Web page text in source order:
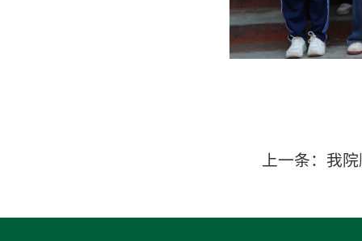
上一条： 我